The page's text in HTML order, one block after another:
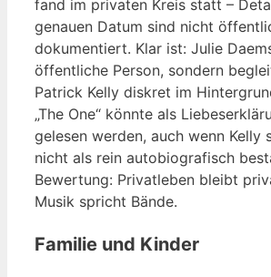
fand im privaten Kreis statt –
genauen Datum sind nicht
dokumentiert. Klar ist: Julie
öffentliche Person, sondern
Patrick Kelly diskret im
„The One“ könnte als
gelesen werden, auch wenn Kelly
nicht als rein autobiografisch
Bewertung: Privatleben bleibt
Musik spricht Bände.
Familie und Kinder